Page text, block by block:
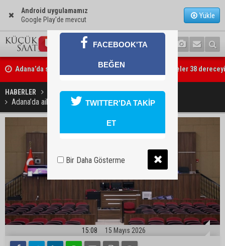
Android uygulamamız
Google Play'de mevcut
Yükle
Adana’da sıcak hava etkisini sürdürüyor: Termometreler 38
Yüreğir’de başkan vekilliği seçimi yeniden yargıya taşındı
HABERLER GÜNDEM
Adana’da aile içi yağma iddiası mahkemeye taşındı
15:08 15 Mayıs 2026
FACEBOOK'TA
BEĞEN
TWITTER'DA TAKİP
ET
Bir Daha Gösterme